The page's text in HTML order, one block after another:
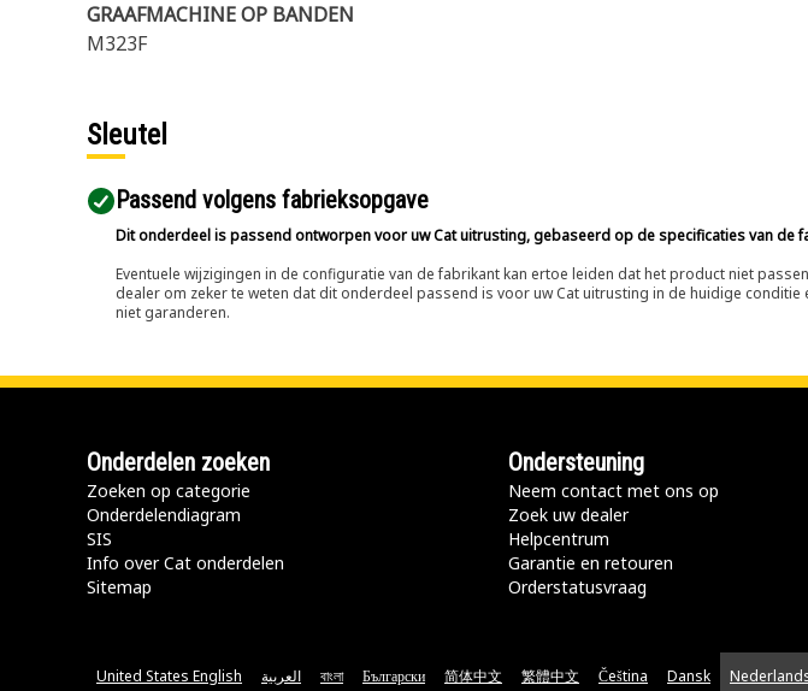
GRAAFMACHINE OP BANDEN
M323F
Sleutel
Passend volgens fabrieksopgave
Dit onderdeel is passend ontworpen voor uw Cat uitrusting, gebaseerd op de specificaties van de
Eventuele wijzigingen in de configuratie van de fabrikant kan ertoe leiden dat het product niet
dealer om zeker te weten dat dit onderdeel passend is voor uw Cat uitrusting in de huidige
niet garanderen.
Onderdelen zoeken
Zoeken op categorie
Onderdelendiagram
SIS
Info over Cat onderdelen
Sitemap
Ondersteuning
Neem contact met ons op
Zoek uw dealer
Helpcentrum
Garantie en retouren
Orderstatusvraag
United States English العربية বাংলা Български 简体中文 繁體中文 Čeština Dansk